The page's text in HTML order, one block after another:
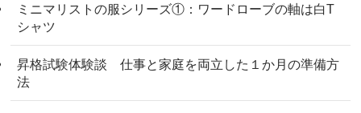
ミニマリストの服シリーズ①：ワードローブの軸は白T
シャツ
昇格試験体験談 仕事と家庭を両立した１か月の準備方
法